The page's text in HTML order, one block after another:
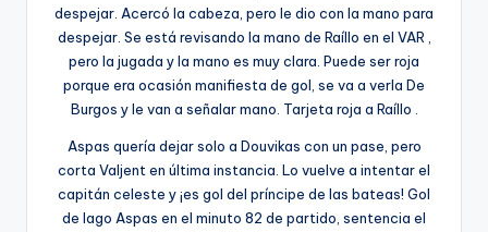
despejar. Acercó la cabeza, pero le dio con la mano para
despejar. Se está revisando la mano de Raíllo en el VAR ,
pero la jugada y la mano es muy clara. Puede ser roja
porque era ocasión manifiesta de gol, se va a verla De
Burgos y le van a señalar mano. Tarjeta roja a Raíllo .
Aspas quería dejar solo a Douvikas con un pase, pero
corta Valjent en última instancia. Lo vuelve a intentar el
capitán celeste y ¡es gol del príncipe de las bateas! Gol
de Iago Aspas en el minuto 82 de partido, sentencia el